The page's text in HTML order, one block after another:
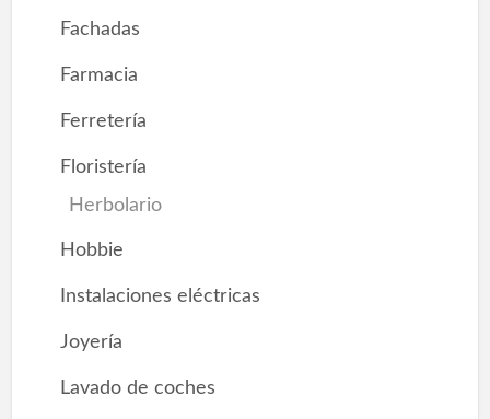
Fachadas
Farmacia
Ferretería
Floristería
Herbolario
Hobbie
Instalaciones eléctricas
Joyería
Lavado de coches